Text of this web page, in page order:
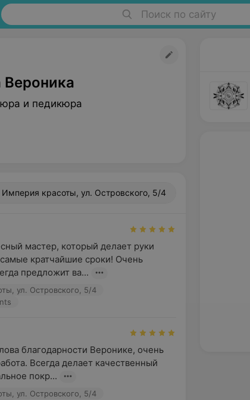
Поиск по сайту
и педикюра
Империя красоты, ул. Островского, 5/4
мастер, который делает руки
кратчайшие сроки! Очень
предложит ва...
ул. Островского, 5/4
благодарности Веронике, очень
Всегда делает качественный
покр...
ул. Островского, 5/4